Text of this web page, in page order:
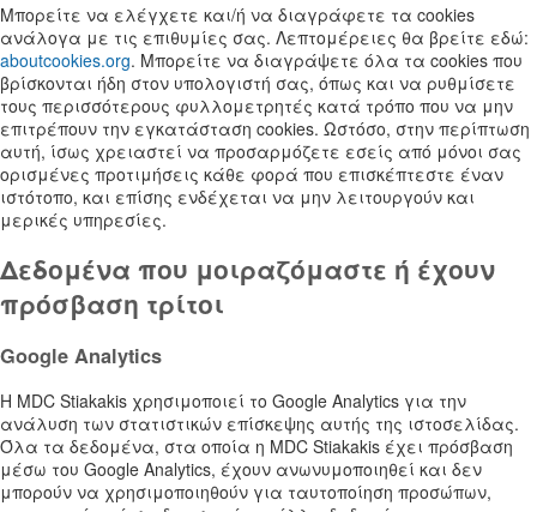
Μπορείτε να ελέγχετε και/ή να διαγράφετε τα cookies
ανάλογα με τις επιθυμίες σας. Λεπτομέρειες θα βρείτε εδώ:
aboutcookies.org. Μπορείτε να διαγράψετε όλα τα cookies που
βρίσκονται ήδη στον υπολογιστή σας, όπως και να ρυθμίσετε
τους περισσότερους φυλλομετρητές κατά τρόπο που να μην
επιτρέπουν την εγκατάσταση cookies. Ωστόσο, στην περίπτωση
αυτή, ίσως χρειαστεί να προσαρμόζετε εσείς από μόνοι σας
ορισμένες προτιμήσεις κάθε φορά που επισκέπτεστε έναν
ιστότοπο, και επίσης ενδέχεται να μην λειτουργούν και
μερικές υπηρεσίες.
Δεδομένα που μοιραζόμαστε ή έχουν
πρόσβαση τρίτοι
Google Analytics
Η MDC Stiakakis χρησιμοποιεί το Google Analytics για την
ανάλυση των στατιστικών επίσκεψης αυτής της ιστοσελίδας.
Όλα τα δεδομένα, στα οποία η MDC Stiakakis έχει πρόσβαση
μέσω του Google Analytics, έχουν ανωνυμοποιηθεί και δεν
μπορούν να χρησιμοποιηθούν για ταυτοποίηση προσώπων,